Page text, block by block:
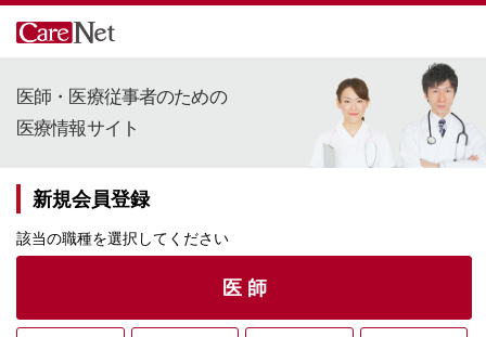
医師・医療従事者のための
医療情報サイト
新規会員登録
該当の職種を選択してください
医 師